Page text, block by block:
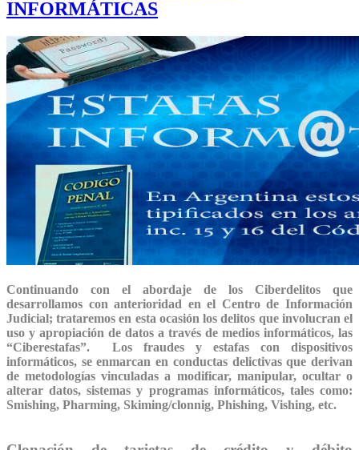
INFORMÁTICAS
Continuando con el abordaje de los Ciberdelitos que
desarrollamos con anterioridad en el Centro de Información
Judicial; trataremos en esta ocasión los delitos que involucran el
uso y apropiación de datos a través de medios informáticos, las
“Ciberestafas”. Los fraudes y estafas con dispositivos
informáticos, se enmarcan en conductas delictivas que derivan
de metodologías vinculadas a modificar, manipular, ocultar o
alterar datos, sistemas y programas informáticos, tales como:
Smishing, Pharming, Skiming/clonnig, Phishing, Vishing, etc.